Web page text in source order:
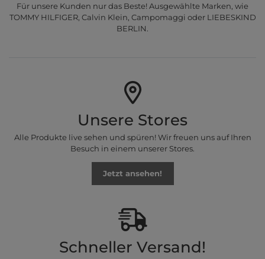
Für unsere Kunden nur das Beste! Ausgewählte Marken, wie
TOMMY HILFIGER, Calvin Klein, Campomaggi oder LIEBESKIND
BERLIN.
Unsere Stores
Alle Produkte live sehen und spüren! Wir freuen uns auf Ihren
Besuch in einem unserer Stores.
Jetzt ansehen!
Schneller Versand!